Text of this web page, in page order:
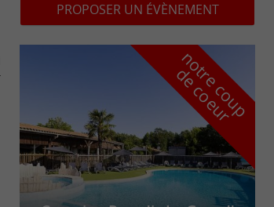
PROPOSER UN ÉVÈNEMENT
n
o
t
r
e
c
o
u
p
d
e
c
o
e
u
r